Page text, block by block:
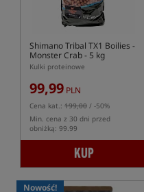
Shimano Tribal TX1 Boilies -
Monster Crab - 5 kg
Kulki proteinowe
99,99 PLN
Cena kat.: 199,00 / -50%
Min. cena z 30 dni przed
obniżką: 99.99
KUP
Nowość!